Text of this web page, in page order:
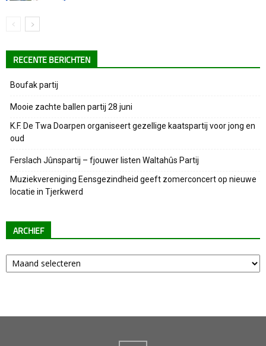
RECENTE BERICHTEN
Boufak partij
Mooie zachte ballen partij 28 juni
K.F. De Twa Doarpen organiseert gezellige kaatspartij voor jong en
oud
Ferslach Jûnspartij – fjouwer listen Waltahûs Partij
Muziekvereniging Eensgezindheid geeft zomerconcert op nieuwe
locatie in Tjerkwerd
ARCHIEF
Archief